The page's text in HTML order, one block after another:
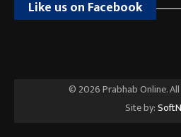
Like us on Facebook
© 2026 Prabhab Online. All
Site by: